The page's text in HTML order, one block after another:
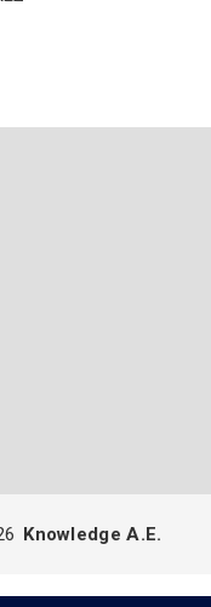
Knowledge A.E.